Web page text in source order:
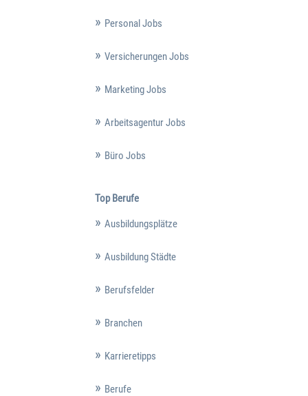
Personal Jobs
Versicherungen Jobs
Marketing Jobs
Arbeitsagentur Jobs
Büro Jobs
Top Berufe
Ausbildungsplätze
Ausbildung Städte
Berufsfelder
Branchen
Karrieretipps
Berufe